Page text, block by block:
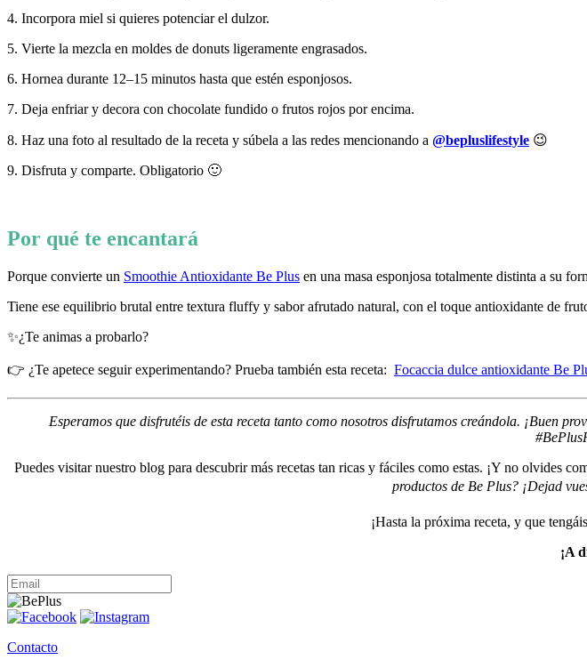
4. Incorpora miel si quieres potenciar el dulzor.
5. Vierte la mezcla en moldes de donuts ligeramente engrasados.
6. Hornea durante 12–15 minutos hasta que estén esponjosos.
7. Deja enfriar y decora con chocolate fundido o frutos rojos por encima.
8. Haz una foto al resultado de la receta y súbela a las redes mencionando a @bepluslifestyle 😉
9. Disfruta y comparte. Obligatorio 🙂
Por qué te encantará
Porque convierte un Smoothie Antioxidante Be Plus en una masa esponjosa totalmente distinta a su
Tiene ese equilibrio brutal entre textura fluffy y sabor afrutado natural, con el toque antioxidante de
✨¿Te animas a probarlo?
👉 ¿Te apetece seguir experimentando? Prueba también esta receta: Focaccia dulce antioxidante Be
Esperamos que disfrutéis de esta receta tanto como nosotros disfrutamos creándola. ¡Buen
Puedes visitar nuestro blog para descubrir más recetas tan ricas y fáciles como estas. ¡Y no olvides
productos de Be Plus? ¡Dejad
¡Hasta la próxima receta, y que
¡A
Contacto